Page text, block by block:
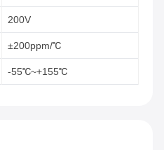
200V
±200ppm/℃
-55℃~+155℃